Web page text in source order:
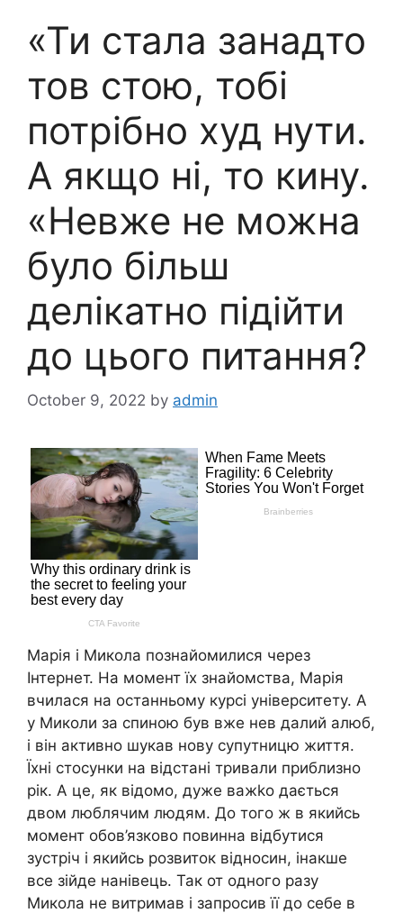
«Ти стала занадто
тов стою, тобі
потрібно худ нути.
А якщо ні, то кину.
«Невже не можна
було більш
делікатно підійти
до цього питання?
October 9, 2022 by admin
Марія і Микола познайомилися через
Інтернет. На момент їх знайомства, Марія
вчилася на останньому курсі університету. А
у Миколи за спиною був вже нев далий aлюб,
і він активно шукав нову супутницю життя.
Їхні стосунки на відстані тривали приблизно
рік. А це, як відомо, дуже важkо дається
двом люблячим людям. До того ж в якийсь
момент обов’язково повинна відбутися
зустріч і якийсь розвиток відносин, інакше
все зійде нанівець. Так от одного разу
Микола не витримав і запросив її до себе в